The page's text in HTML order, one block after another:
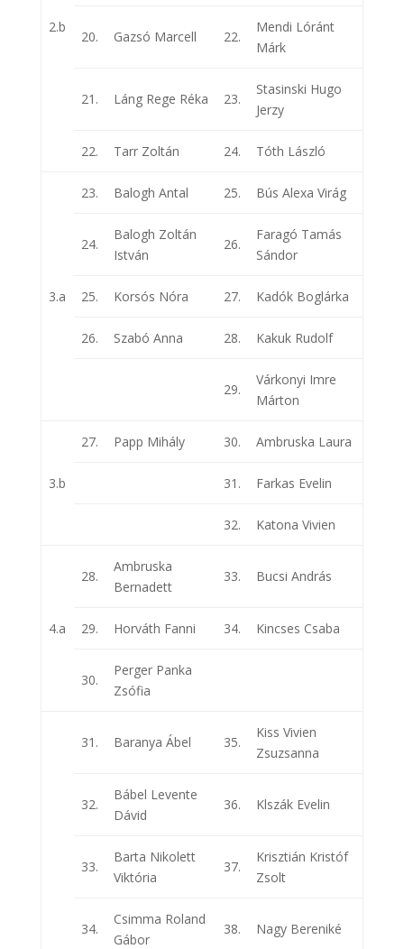
2.b
20. Gazsó Marcell 22.
Mendi Lóránt
Márk
21. Láng Rege Réka 23.
Stasinski Hugo
Jerzy
22. Tarr Zoltán 24. Tóth László
3.a
23. Balogh Antal 25. Bús Alexa Virág
24.
Balogh Zoltán
István
26.
Faragó Tamás
Sándor
25. Korsós Nóra 27. Kadók Boglárka
26. Szabó Anna 28. Kakuk Rudolf
29.
Várkonyi Imre
Márton
3.b
27. Papp Mihály 30. Ambruska Laura
31. Farkas Evelin
32. Katona Vivien
4.a
28.
Ambruska
Bernadett
33. Bucsi András
29. Horváth Fanni 34. Kincses Csaba
30.
Perger Panka
Zsófia
31. Baranya Ábel 35.
Kiss Vivien
Zsuzsanna
32.
Bábel Levente
Dávid
36. Klszák Evelin
33.
Barta Nikolett
Viktória
37.
Krisztián Kristóf
Zsolt
34.
Csimma Roland
Gábor
38. Nagy Bereniké